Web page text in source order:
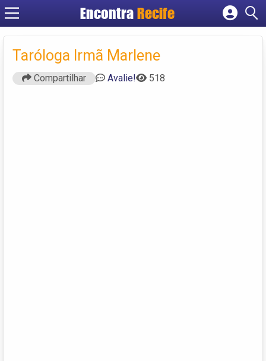
Encontra Recife
Cadastrar empresa
Criar conta
Taróloga Irmã Marlene
Compartilhar Avalie! 518